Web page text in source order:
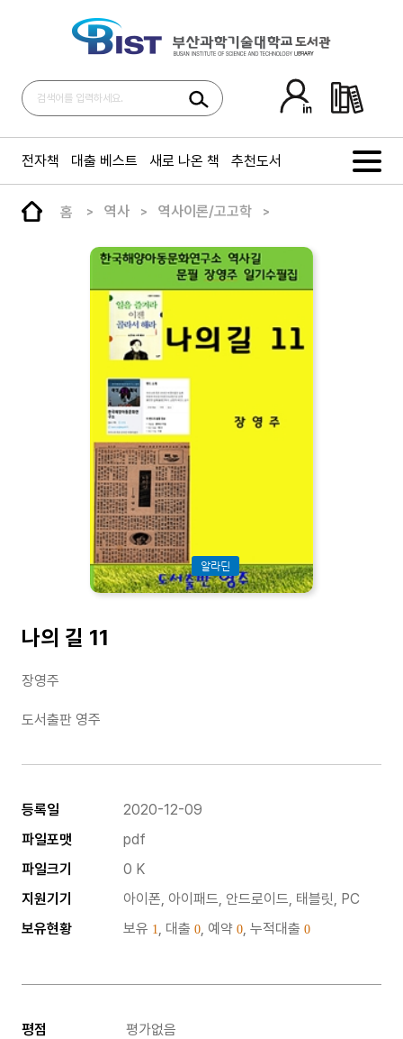
전자책 대출 베스트 새로 나온 책 추천도서
홈 역사 역사이론/고고학
알라딘
나의 길 11
장영주
도서출판 영주
등록일
2020-12-09
파일포맷
pdf
파일크기
0 K
지원기기
아이폰, 아이패드, 안드로이드, 태블릿, PC
보유현황
보유 1 , 대출 0 , 예약 0 , 누적대출 0
평점 평가없음